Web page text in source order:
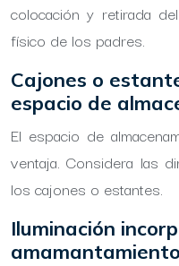
colocación y retirada
físico de los padres.
Cajones o
espacio de
El espacio de
ventaja. Considera las
los cajones o estantes.
Iluminación